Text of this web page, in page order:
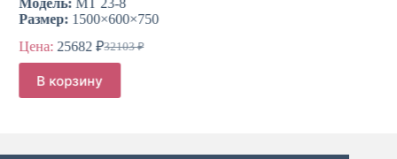
Модель:МТ 23-8
Размер:1500×600×750
Цена:
32103₽
Первоначальная
составляла
32103 ₽.
25682₽Текущая
цена:
25682 ₽.
В корзину